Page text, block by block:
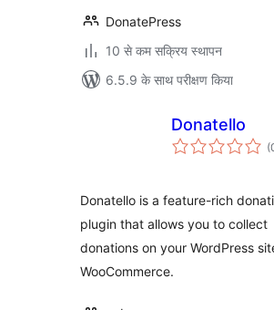
DonatePress
10 से कम सक्रिय स्थापन
6.5.9 के साथ परीक्षण किया
Donatello
Donatello is a feature-rich
plugin that allows you to collect
donations on your WordPress
WooCommerce.